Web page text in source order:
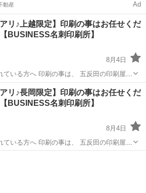
動産 Ad
アリ♪上越限定】印刷の事はお任せくだ
BUSINESS名刺印刷所】
8月4日
は、 五反田の印刷屋
にお任せください！ 個人事業主様、新規開
名刺
アリ♪長岡限定】印刷の事はお任せくだ
BUSINESS名刺印刷所】
8月4日
は、 五反田の印刷屋
にお任せください！ 個人事業主様、新規開